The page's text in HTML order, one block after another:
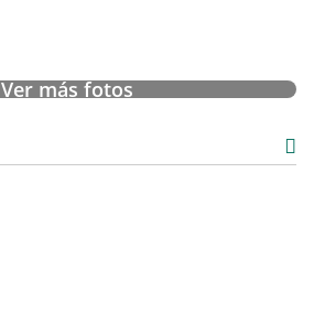
Ver más fotos